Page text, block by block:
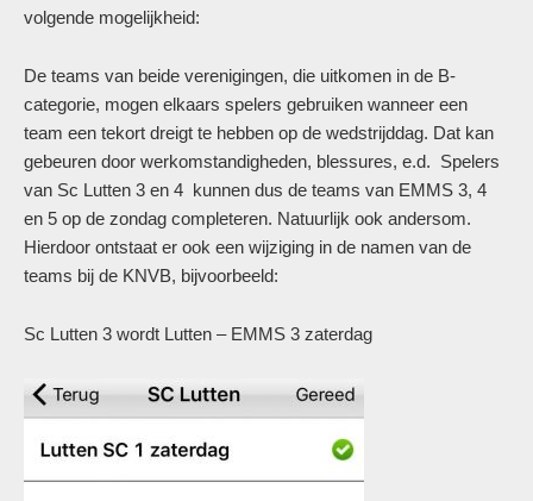
volgende mogelijkheid:
De teams van beide verenigingen, die uitkomen in de B-
categorie, mogen elkaars spelers gebruiken wanneer een
team een tekort dreigt te hebben op de wedstrijddag. Dat kan
gebeuren door werkomstandigheden, blessures, e.d. Spelers
van Sc Lutten 3 en 4 kunnen dus de teams van EMMS 3, 4
en 5 op de zondag completeren. Natuurlijk ook andersom.
Hierdoor ontstaat er ook een wijziging in de namen van de
teams bij de KNVB, bijvoorbeeld:
Sc Lutten 3 wordt Lutten – EMMS 3 zaterdag